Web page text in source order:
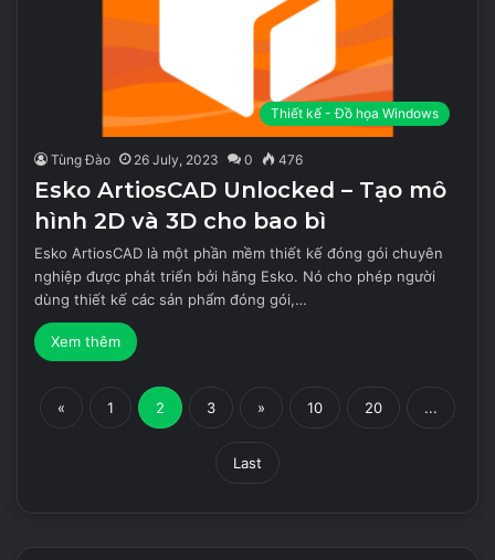
Thiết kế - Đồ họa Windows
Tùng Đào 26 July, 2023 0 476
Esko ArtiosCAD Unlocked – Tạo mô
hình 2D và 3D cho bao bì
Esko ArtiosCAD là một phần mềm thiết kế đóng gói chuyên
nghiệp được phát triển bởi hãng Esko. Nó cho phép người
dùng thiết kế các sản phẩm đóng gói,…
Xem thêm
« 1 2 3 » 10 20 ...
Last